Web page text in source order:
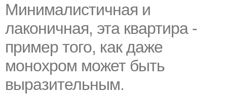
Минималистичная и
лаконичная, эта квартира -
пример того, как даже
монохром может быть
выразительным.